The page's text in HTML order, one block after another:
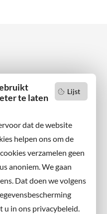
Lijst
te laten
dat de website
helpen ons om de
verzamelen geen
anoniem. We gaan
Dat doen we volgens
in ons privacybeleid.